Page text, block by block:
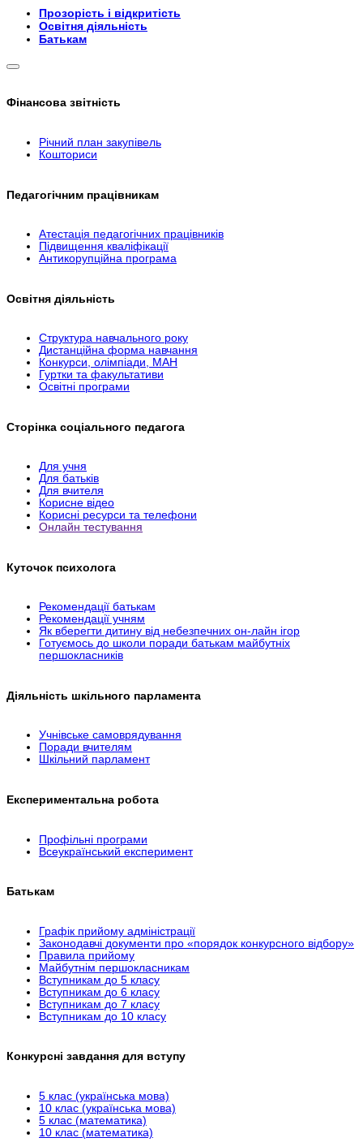
Прозорість і відкритість
Освітня діяльність
Батькам
Фінансова звітність
Річний план закупівель
Кошториси
Педагогічним працівникам
Атестація педагогічних працівників
Підвищення кваліфікації
Антикорупційна програма
Освітня діяльність
Структура навчального року
Дистанційна форма навчання
Конкурси, олімпіади, МАН
Гуртки та факультативи
Освітні програми
Сторінка соціального педагога
Для учня
Для батьків
Для вчителя
Корисне відео
Корисні ресурси та телефони
Онлайн тестування
Куточок психолога
Рекомендації батькам
Рекомендації учням
Як вберегти дитину від небезпечних он-лайн ігор
Готуємось до школи поради батькам майбутніх
першокласників
Діяльність шкільного парламента
Учнівське самоврядування
Поради вчителям
Шкільний парламент
Експериментальна робота
Профільні програми
Всеукраїнський експеримент
Батькам
Графік прийому адміністрації
Законодавчі документи про «порядок конкурсного відбору»
Правила прийому
Майбутнім першокласникам
Вступникам до 5 класу
Вступникам до 6 класу
Вступникам до 7 класу
Вступникам до 10 класу
Конкурсні завдання для вступу
5 клас (українська мова)
10 клас (українська мова)
5 клас (математика)
10 клас (математика)